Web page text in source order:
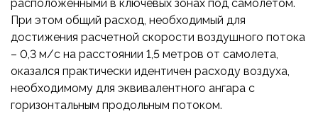
расположенными в ключевых зонах под самолетом.
При этом общий расход, необходимый для
достижения расчетной скорости воздушного потока
– 0,3 м/с на расстоянии 1,5 метров от самолета,
оказался практически идентичен расходу воздуха,
необходимому для эквивалентного ангара с
горизонтальным продольным потоком.